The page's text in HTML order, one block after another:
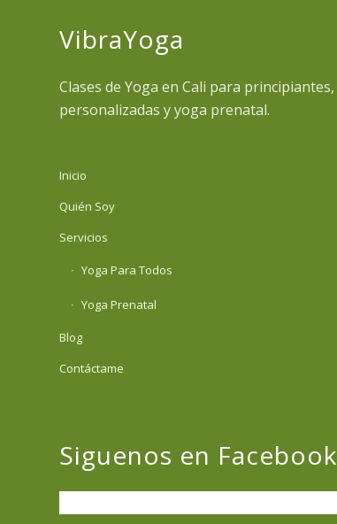
VibraYoga
Clases de Yoga en Cali para principiantes,
personalizadas y yoga prenatal.
Inicio
Quién Soy
Servicios
Yoga Para Todos
Yoga Prenatal
Blog
Contáctame
Siguenos en Facebook